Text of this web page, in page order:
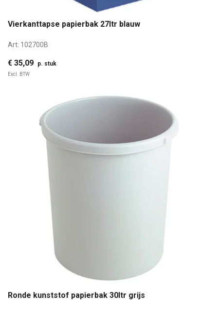
Vierkanttapse papierbak 27ltr blauw
Art: 102700B
€ 35,09 p. stuk
Excl. BTW
Ronde kunststof papierbak 30ltr grijs